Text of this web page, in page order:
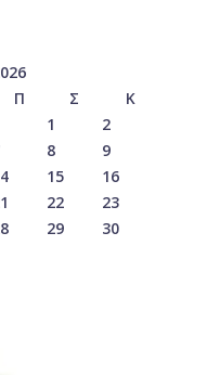
Π Σ
Κ
1
2
8
9
15
16
22
23
29
30